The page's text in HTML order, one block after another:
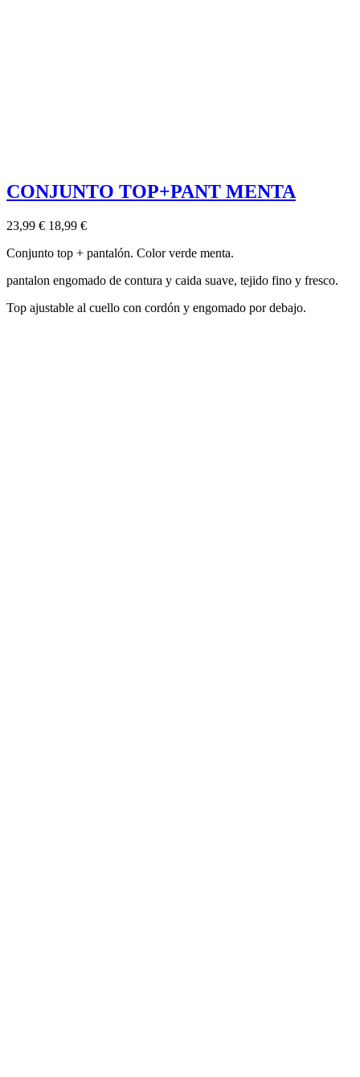
CONJUNTO TOP+PANT MENTA
23,99 € 18,99 €
Conjunto top + pantalón. Color verde menta.
pantalon engomado de contura y caida suave, tejido fino y fresco.
Top ajustable al cuello con cordón y engomado por debajo.